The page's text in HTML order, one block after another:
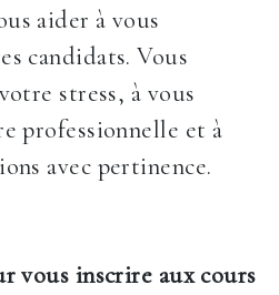
aider à vous
candidats. Vous
stress, à vous
professionnelle et à
avec pertinence.
vous inscrire aux cours